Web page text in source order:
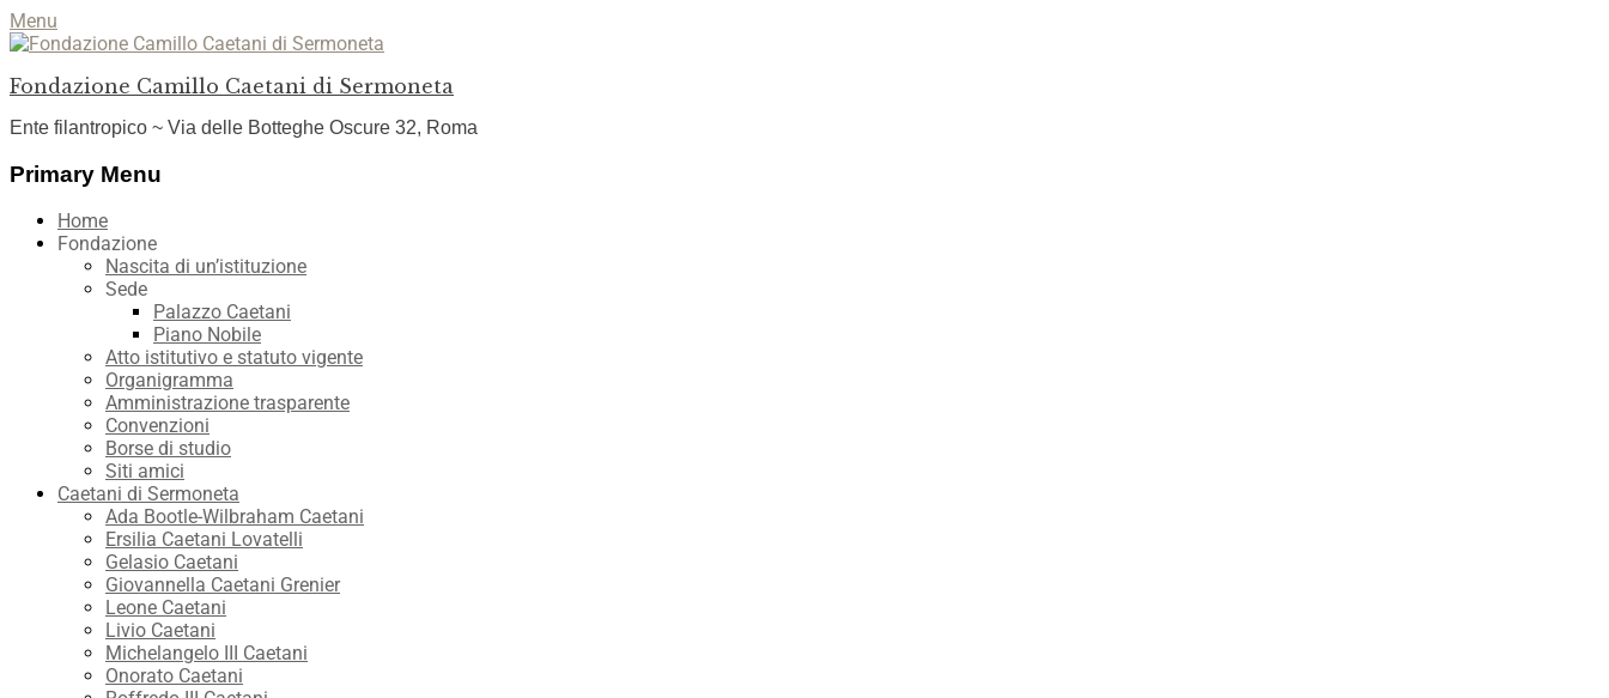
Menu
Fondazione Camillo Caetani di Sermoneta
Ente filantropico ~ Via delle Botteghe Oscure 32, Roma
Facebook
YouTube
Instagram
Primary Menu
Skip
Home
Fondazione
Nascita di un’istituzione
Sede
Palazzo Caetani
Piano Nobile
Atto istitutivo e statuto vigente
Organigramma
Amministrazione trasparente
Convenzioni
Borse di studio
Siti amici
Caetani di Sermoneta
Ada Bootle-Wilbraham Caetani
Ersilia Caetani Lovatelli
Gelasio Caetani
Giovannella Caetani Grenier
Leone Caetani
Livio Caetani
Michelangelo III Caetani
Onorato Caetani